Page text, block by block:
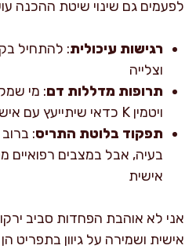
לפעמים גם שינוי שיטת ההכנה
רגישות עיכולית: להתחיל
וצלייה
תרופות מדללות דם: מי
ויטמין K כדאי שיתייעץ עם איש מקצוע
תפקוד בלוטת התריס:
בעיה, אבל במצבים רפואיים
אישית
אני לא אוהבת הפחדות סביב
אישית ושמירה על גיוון בתפריט